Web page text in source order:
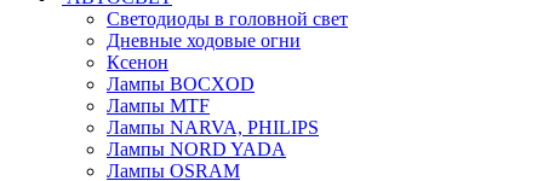
Светодиоды в головной свет
Дневные ходовые огни
Ксенон
Лампы BOCXOD
Лампы MTF
Лампы NARVA, PHILIPS
Лампы NORD YADA
Лампы OSRAM